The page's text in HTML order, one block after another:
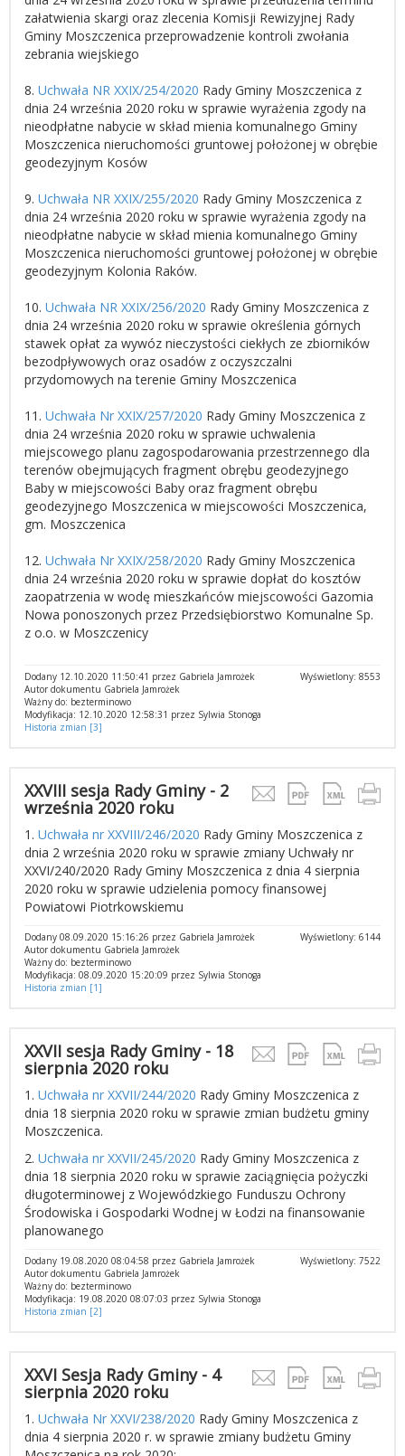
załatwienia skargi oraz zlecenia Komisji Rewizyjnej Rady
Gminy Moszczenica przeprowadzenie kontroli zwołania
zebrania wiejskiego
8. Uchwała NR XXIX/254/2020 Rady Gminy Moszczenica z
dnia 24 września 2020 roku w sprawie wyrażenia zgody na
nieodpłatne nabycie w skład mienia komunalnego Gminy
Moszczenica nieruchomości gruntowej położonej w obrębie
geodezyjnym Kosów
9. Uchwała NR XXIX/255/2020 Rady Gminy Moszczenica z
dnia 24 września 2020 roku w sprawie wyrażenia zgody na
nieodpłatne nabycie w skład mienia komunalnego Gminy
Moszczenica nieruchomości gruntowej położonej w obrębie
geodezyjnym Kolonia Raków.
10. Uchwała NR XXIX/256/2020 Rady Gminy Moszczenica z
dnia 24 września 2020 roku w sprawie określenia górnych
stawek opłat za wywóz nieczystości ciekłych ze zbiorników
bezodpływowych oraz osadów z oczyszczalni
przydomowych na terenie Gminy Moszczenica
11. Uchwała Nr XXIX/257/2020 Rady Gminy Moszczenica z
dnia 24 września 2020 roku w sprawie uchwalenia
miejscowego planu zagospodarowania przestrzennego dla
terenów obejmujących fragment obrębu geodezyjnego
Baby w miejscowości Baby oraz fragment obrębu
geodezyjnego Moszczenica w miejscowości Moszczenica,
gm. Moszczenica
12. Uchwała Nr XXIX/258/2020 Rady Gminy Moszczenica
dnia 24 września 2020 roku w sprawie dopłat do kosztów
zaopatrzenia w wodę mieszkańców miejscowości Gazomia
Nowa ponoszonych przez Przedsiębiorstwo Komunalne Sp.
z o.o. w Moszczenicy
Wyświetlony: 8553
Dodany 12.10.2020 11:50:41 przez Gabriela Jamrożek
Autor dokumentu Gabriela Jamrożek
Ważny do: bezterminowo
Modyfikacja: 12.10.2020 12:58:31 przez Sylwia Stonoga
Historia zmian [3]
XXVIII sesja Rady Gminy - 2
września 2020 roku
1. Uchwała nr XXVIII/246/2020 Rady Gminy Moszczenica z
dnia 2 września 2020 roku w sprawie zmiany Uchwały nr
XXVI/240/2020 Rady Gminy Moszczenica z dnia 4 sierpnia
2020 roku w sprawie udzielenia pomocy finansowej
Powiatowi Piotrkowskiemu
Wyświetlony: 6144
Dodany 08.09.2020 15:16:26 przez Gabriela Jamrożek
Autor dokumentu Gabriela Jamrożek
Ważny do: bezterminowo
Modyfikacja: 08.09.2020 15:20:09 przez Sylwia Stonoga
Historia zmian [1]
XXVII sesja Rady Gminy - 18
sierpnia 2020 roku
1. Uchwała nr XXVII/244/2020 Rady Gminy Moszczenica z
dnia 18 sierpnia 2020 roku w sprawie zmian budżetu gminy
Moszczenica.
2. Uchwała nr XXVII/245/2020 Rady Gminy Moszczenica z
dnia 18 sierpnia 2020 roku w sprawie zaciągnięcia pożyczki
długoterminowej z Wojewódzkiego Funduszu Ochrony
Środowiska i Gospodarki Wodnej w Łodzi na finansowanie
planowanego
Wyświetlony: 7522
Dodany 19.08.2020 08:04:58 przez Gabriela Jamrożek
Autor dokumentu Gabriela Jamrożek
Ważny do: bezterminowo
Modyfikacja: 19.08.2020 08:07:03 przez Sylwia Stonoga
Historia zmian [2]
XXVI Sesja Rady Gminy - 4
sierpnia 2020 roku
1. Uchwała Nr XXVI/238/2020 Rady Gminy Moszczenica z
dnia 4 sierpnia 2020 r. w sprawie zmiany budżetu Gminy